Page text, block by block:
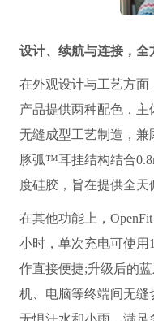
设计、续航与连接，全
在外观设计与工艺方面
产品提供两种配色，
无缝成型工艺制造，
豚弧™耳挂结构结合
度硅胶，旨在提供全天
在其他功能上，
小时，单次充电可使用
作直接便捷;升级后的
机、电脑等终端间无缝